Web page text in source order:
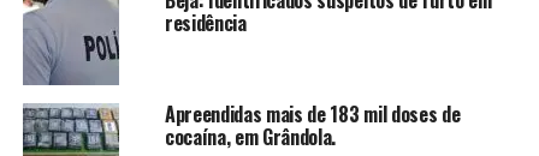
residência
Apreendidas mais de 183 mil doses de
cocaína, em Grândola.